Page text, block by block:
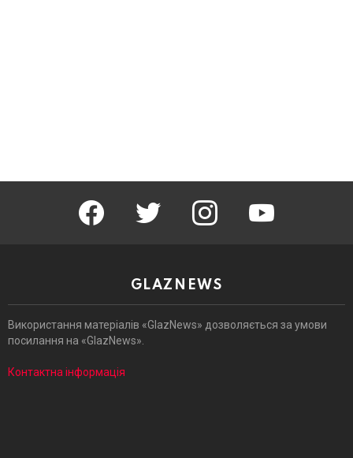
facebook twitter instagram youtube
GLAZNEWS
Використання матеріалів «GlazNews» дозволяється за умови
посилання на «GlazNews».
Контактна інформація